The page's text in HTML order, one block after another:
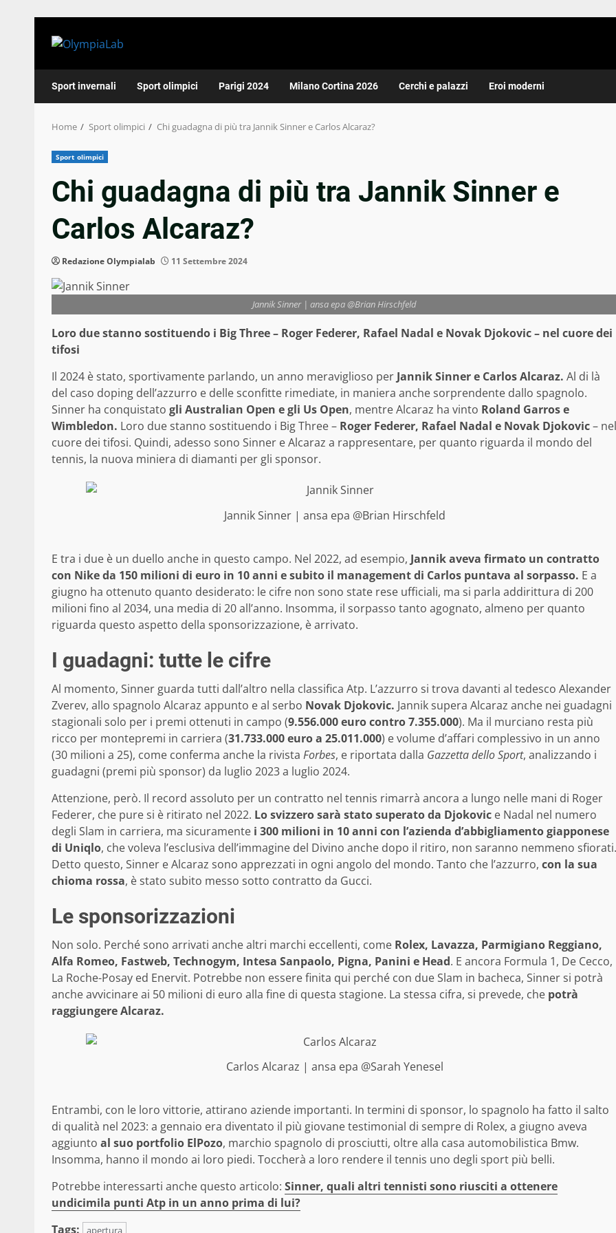
Sport invernali Sport olimpici Parigi 2024 Milano Cortina 2026 Cerchi e palazzi Eroi moderni
Home Sport olimpici Chi guadagna di più tra Jannik Sinner e Carlos Alcaraz?
Sport olimpici
Chi guadagna di più tra Jannik Sinner e
Carlos Alcaraz?
Redazione Olympialab 11 Settembre 2024
Jannik Sinner | ansa epa @Brian Hirschfeld
Loro due stanno sostituendo i Big Three – Roger Federer, Rafael Nadal e Novak Djokovic – nel cuore dei
tifosi
Il 2024 è stato, sportivamente parlando, un anno meraviglioso per Jannik Sinner e Carlos Alcaraz. Al di là
del caso doping dell’azzurro e delle sconfitte rimediate, in maniera anche sorprendente dallo spagnolo.
Sinner ha conquistato gli Australian Open e gli Us Open, mentre Alcaraz ha vinto Roland Garros e
Wimbledon. Loro due stanno sostituendo i Big Three – Roger Federer, Rafael Nadal e Novak Djokovic– nel
cuore dei tifosi. Quindi, adesso sono Sinner e Alcaraz a rappresentare, per quanto riguarda il mondo del
tennis, la nuova miniera di diamanti per gli sponsor.
Jannik Sinner | ansa epa @Brian Hirschfeld
E tra i due è un duello anche in questo campo. Nel 2022, ad esempio, Jannik aveva firmato un contratto
con Nike da 150 milioni di euro in 10 anni e subito il management di Carlos puntava al sorpasso. E a
giugno ha ottenuto quanto desiderato: le cifre non sono state rese ufficiali, ma si parla addirittura di 200
milioni fino al 2034, una media di 20 all’anno. Insomma, il sorpasso tanto agognato, almeno per quanto
riguarda questo aspetto della sponsorizzazione, è arrivato.
I guadagni: tutte le cifre
Al momento, Sinner guarda tutti dall’altro nella classifica Atp. L’azzurro si trova davanti al tedesco Alexander
Zverev, allo spagnolo Alcaraz appunto e al serbo Novak Djokovic. Jannik supera Alcaraz anche nei guadagni
stagionali solo per i premi ottenuti in campo (9.556.000 euro contro 7.355.000). Ma il murciano resta più
ricco per montepremi in carriera (31.733.000 euro a 25.011.000) e volume d’affari complessivo in un anno
(30 milioni a 25), come conferma anche la rivista Forbes, e riportata dalla Gazzetta dello Sport, analizzando i
guadagni (premi più sponsor) da luglio 2023 a luglio 2024.
Attenzione, però. Il record assoluto per un contratto nel tennis rimarrà ancora a lungo nelle mani di Roger
Federer, che pure si è ritirato nel 2022. Lo svizzero sarà stato superato da Djokovic e Nadal nel numero
degli Slam in carriera, ma sicuramente i 300 milioni in 10 anni con l’azienda d’abbigliamento giapponese
di Uniqlo, che voleva l’esclusiva dell’immagine del Divino anche dopo il ritiro, non saranno nemmeno sfiorati.
Detto questo, Sinner e Alcaraz sono apprezzati in ogni angolo del mondo. Tanto che l’azzurro, con la sua
chioma rossa, è stato subito messo sotto contratto da Gucci.
Le sponsorizzazioni
Non solo. Perché sono arrivati anche altri marchi eccellenti, come Rolex, Lavazza, Parmigiano Reggiano,
Alfa Romeo, Fastweb, Technogym, Intesa Sanpaolo, Pigna, Panini e Head. E ancora Formula 1, De Cecco,
La Roche-Posay ed Enervit. Potrebbe non essere finita qui perché con due Slam in bacheca, Sinner si potrà
anche avvicinare ai 50 milioni di euro alla fine di questa stagione. La stessa cifra, si prevede, che potrà
raggiungere Alcaraz.
Carlos Alcaraz | ansa epa @Sarah Yenesel
Entrambi, con le loro vittorie, attirano aziende importanti. In termini di sponsor, lo spagnolo ha fatto il salto
di qualità nel 2023: a gennaio era diventato il più giovane testimonial di sempre di Rolex, a giugno aveva
aggiunto al suo portfolio ElPozo, marchio spagnolo di prosciutti, oltre alla casa automobilistica Bmw.
Insomma, hanno il mondo ai loro piedi. Toccherà a loro rendere il tennis uno degli sport più belli.
Potrebbe interessarti anche questo articolo: Sinner, quali altri tennisti sono riusciti a ottenere
undicimila punti Atp in un anno prima di lui?
Tags:
apertura